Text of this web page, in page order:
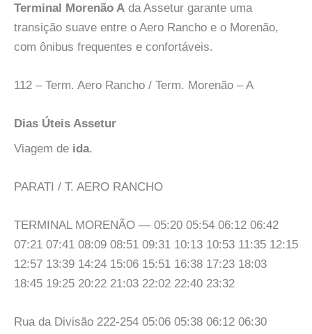
Terminal Morenão A da Assetur garante uma
transição suave entre o Aero Rancho e o Morenão,
com ônibus frequentes e confortáveis.
112 – Term. Aero Rancho / Term. Morenão – A
Dias Úteis Assetur
Viagem de ida.
PARATI / T. AERO RANCHO
TERMINAL MORENÃO — 05:20 05:54 06:12 06:42
07:21 07:41 08:09 08:51 09:31 10:13 10:53 11:35 12:15
12:57 13:39 14:24 15:06 15:51 16:38 17:23 18:03
18:45 19:25 20:22 21:03 22:02 22:40 23:32
Rua da Divisão 222-254 05:06 05:38 06:12 06:30